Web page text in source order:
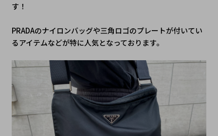
す！
PRADAのナイロンバッグや三角ロゴのプレートが付いてい
るアイテムなどが特に人気となっております。